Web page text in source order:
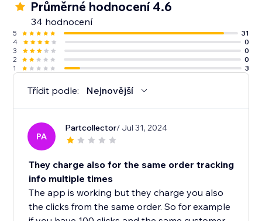
Průměrné hodnocení 4.6
34 hodnocení
5
31
4
0
3
0
2
0
1
3
Třídit podle: Nejnovější
PA
Partcollector/ Jul 31, 2024
They charge also for the same order tracking
info multiple times
The app is working but they charge you also
the clicks from the same order. So for example